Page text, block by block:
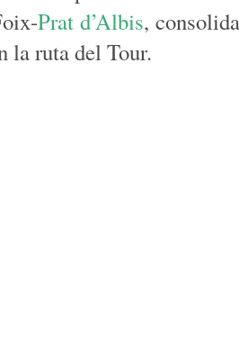
Prat d’Albis,
la ruta del Tour.